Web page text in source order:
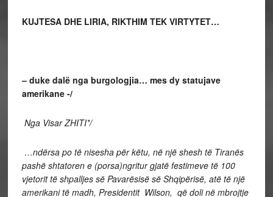
KUJTESA DHE LIRIA, RIKTHIM TEK VIRTYTET…
–duke dalë nga burgologjia… mes dy statujave
amerikane -/
Nga Visar ZHITI*/
…ndërsa po të nisesha për këtu, në një shesh të Tiranës
pashë shtatoren e (porsa)ngritur gjatë festimeve të 100
vjetorit të shpalljes së Pavarësisë së Shqipërisë, atë të një
amerikani të madh, Presidentit Wilson, që doli në mbrojtje